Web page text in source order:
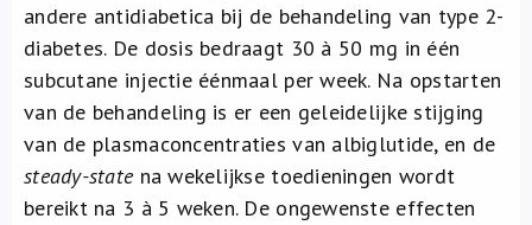
andere antidiabetica bij de behandeling van type 2-
diabetes. De dosis bedraagt 30 à 50 mg in één
subcutane injectie éénmaal per week. Na opstarten
van de behandeling is er een geleidelijke stijging
van de plasmaconcentraties van albiglutide, en de
steady-statena wekelijkse toedieningen wordt
bereikt na 3 à 5 weken. De ongewenste effecten